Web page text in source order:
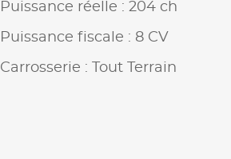
Puissance réelle : 204 ch
Puissance fiscale : 8 CV
Carrosserie : Tout Terrain